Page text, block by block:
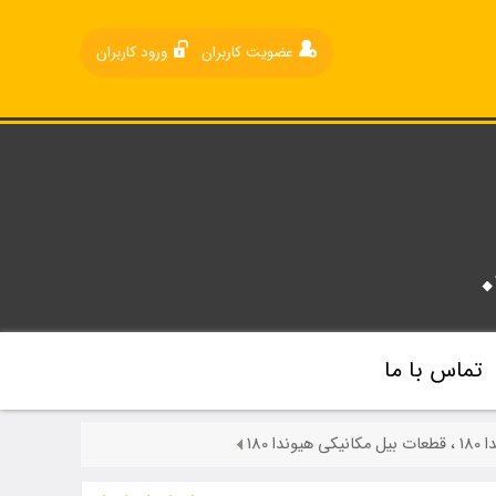
ورود کاربران عضویت کاربران
تماس با ما